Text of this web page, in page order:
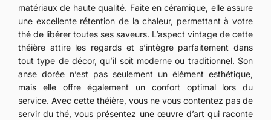
matériaux de haute qualité. Faite en céramique, elle assure
une excellente rétention de la chaleur, permettant à votre
thé de libérer toutes ses saveurs. L’aspect vintage de cette
théière attire les regards et s’intègre parfaitement dans
tout type de décor, qu’il soit moderne ou traditionnel. Son
anse dorée n’est pas seulement un élément esthétique,
mais elle offre également un confort optimal lors du
service. Avec cette théière, vous ne vous contentez pas de
servir du thé, vous présentez une œuvre d’art qui raconte